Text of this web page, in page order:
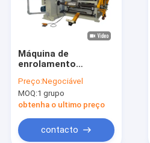
Máquina de
enrolamento
Welding da folha do
cobre do
transformador do LV
Preço:Negociável
MOQ:1 grupo
obtenha o ultimo preço
contacto